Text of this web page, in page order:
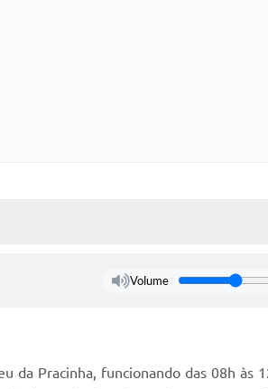
Volume
Pracinha, funcionando das 08h às